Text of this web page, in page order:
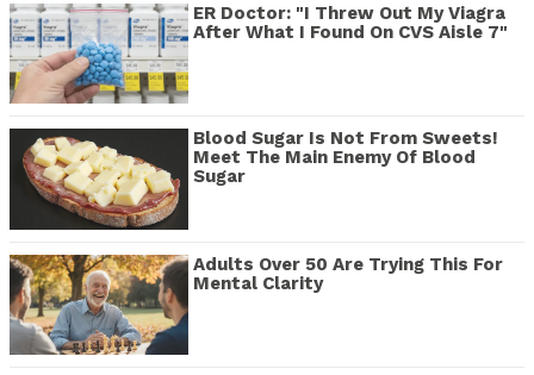
ER Doctor: "I Threw Out My Viagra
After What I Found On CVS Aisle 7"
Blood Sugar Is Not From Sweets!
Meet The Main Enemy Of Blood
Sugar
Adults Over 50 Are Trying This For
Mental Clarity